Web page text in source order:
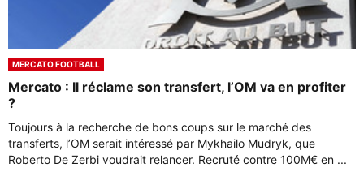
MERCATO FOOTBALL
Mercato : Il réclame son transfert, l’OM va en profiter
?
Toujours à la recherche de bons coups sur le marché des
transferts, l’OM serait intéressé par Mykhailo Mudryk, que
Roberto De Zerbi voudrait relancer. Recruté contre 100M€ en ...